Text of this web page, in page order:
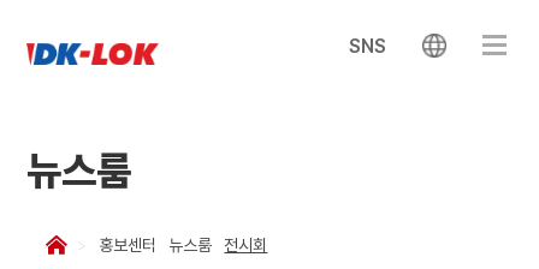
SNS
뉴스룸
홍보센터 뉴스룸 전시회